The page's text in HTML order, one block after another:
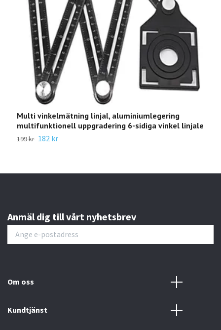
Multi vinkelmätning linjal, aluminiumlegering
multifunktionell uppgradering 6-sidiga vinkel linjale
199 kr 182 kr
Anmäl dig till vårt nyhetsbrev
Om oss
Kundtjänst